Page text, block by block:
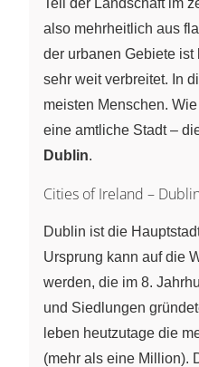
also mehrheitlich aus
der urbanen Gebiete
sehr weit verbreitet. In
meisten Menschen.
eine amtliche Stadt –
Dublin.
Cities of Ireland – Dublin
Dublin ist die
Ursprung kann auf die
werden, die im 8.
und Siedlungen
leben heutzutage die
(mehr als eine Million).